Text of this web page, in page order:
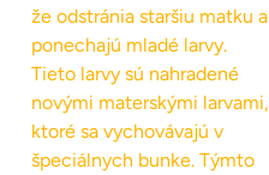
že odstránia staršiu matku a
ponechajú mladé larvy.
Tieto larvy sú nahradené
novými materskými larvami,
ktoré sa vychovávajú v
špeciálnych bunke. Týmto